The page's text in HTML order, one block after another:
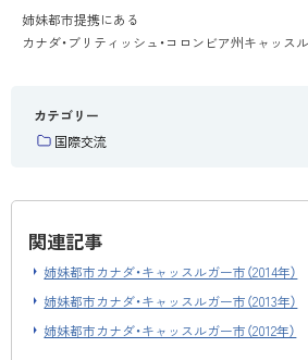
姉妹都市提携にある
カナダ・ブリティッシュ・コロンビア州キャッス
カテゴリー
国際交流
関連記事
姉妹都市カナダ・キャッスルガー市（2014年）
姉妹都市カナダ・キャッスルガー市（2013年）
姉妹都市カナダ・キャッスルガー市（2012年）